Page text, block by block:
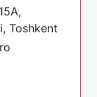
Toshkent